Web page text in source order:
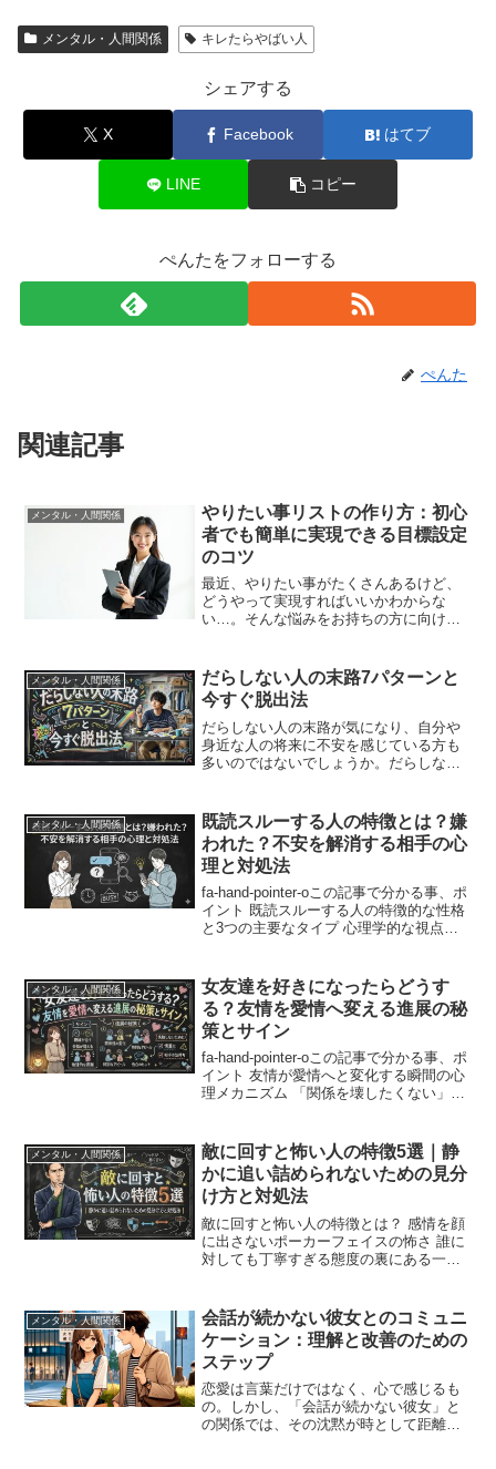
メンタル・人間関係 キレたらやばい人
シェアする
X Facebook はてブ
LINE コピー
ぺんたをフォローする
ぺんた
関連記事
メンタル・人間関係
やりたい事リストの作り方：初心
者でも簡単に実現できる目標設定
のコツ
最近、やりたい事がたくさんあるけど、
どうやって実現すればいいかわからな
い…。そんな悩みをお持ちの方に向け
単に取り組める目標設定のコツをご紹介
するので、ぜひ読んでみてくださ...
メンタル・人間関係
だらしない人の末路7パターンと
今すぐ脱出法
だらしない人の末路が気になり、自分や
身近な人の将来に不安を感じている方も
多いのではないでしょうか。だらしなさ
金、人間関係など、さまざまな場面に影
響を及ぼす可能性があります...
メンタル・人間関係
既読スルーする人の特徴とは？嫌
われた？不安を解消する相手の心
理と対処法
fa-hand-pointer-oこの記事で分かる事、ポ
イント 既読スルーする人の特徴的な性格
と3つの主要なタイプ 心理学的な視点か
の既読スルーの捉え方 「もう脈なし...
メンタル・人間関係
女友達を好きになったらどうす
る？友情を愛情へ変える進展の秘
策とサイン
fa-hand-pointer-oこの記事で分かる事、ポ
イント 友情が愛情へと変化する瞬間の心
理メカニズム 「関係を壊したくない」と
の見分け方 「ただの友達」から「異...
メンタル・人間関係
敵に回すと怖い人の特徴5選｜静
かに追い詰められないための見分
け方と対処法
敵に回すと怖い人の特徴とは？ 感情を顔
に出さないポーカーフェイスの怖さ 誰に
対しても丁寧すぎる態度の裏にある一線
そんな風に周囲から一目置かれ、同時に
恐れられている人物...
メンタル・人間関係
会話が続かない彼女とのコミュニ
ケーション：理解と改善のための
ステップ
恋愛は言葉だけではなく、心で感じるも
の。しかし、「会話が続かない彼女」と
の関係では、その沈黙が時として距離を